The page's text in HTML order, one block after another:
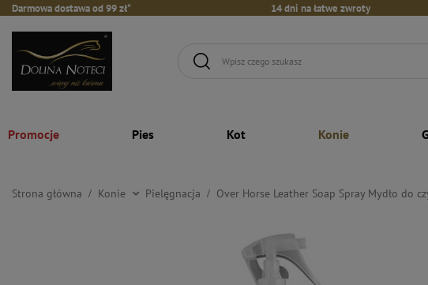
Darmowa dostawa od 99 zł* 14 dni na łatwe zwroty
Promocje Pies Kot Konie
Strona główna Konie Pielęgnacja Over Horse Leather Soap Spray Mydło do